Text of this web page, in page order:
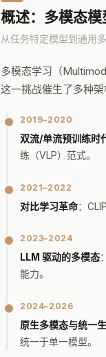
概述：多模态
从任务特定模型到通用
多模态学习（
这一挑战催生了多种架
2019–2020
双流/单流预训练时
练（VLP）范式。
2021–2022
对比学习革命：CLIP
2023–2024
LLM 驱动的多模态
能力。
2024–2026
原生多模态与统一
统一于单一模型。